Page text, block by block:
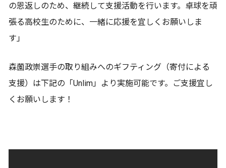
の恩返しのため、継続して支援活動を行います。卓球を頑
張る高校生のために、一緒に応援を宜しくお願いしま
す」
森薗政崇選手の取り組みへのギフティング（寄付による
支援）は下記の「Unlim」より実施可能です。ご支援宜し
くお願いします！